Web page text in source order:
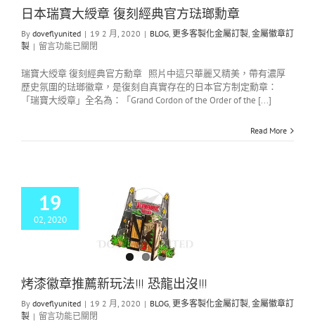
日本瑞寶大綬章 復刻經典官方琺瑯勳章
By doveflyunited | 19 2 月, 2020 | BLOG, 更多客製化金屬訂製, 金屬徽章訂
製 | 留言功能已關閉
瑞寶大綬章 復刻經典官方勳章 照片中這只華麗又精美，帶有濃厚
歷史氛圍的琺瑯徽章，是復刻自真實存在的日本官方制定勳章：
「瑞寶大綬章」全名為：「Grand Cordon of the Order of the [...]
Read More
19
02, 2020
章推薦新玩法!!!
恐龍出沒!!!
烤漆徽章推薦新玩法!!! 恐龍出沒!!!
By doveflyunited | 19 2 月, 2020 | BLOG 更多客製化金屬訂製 金屬徽章訂
製 | 留言功能已關閉